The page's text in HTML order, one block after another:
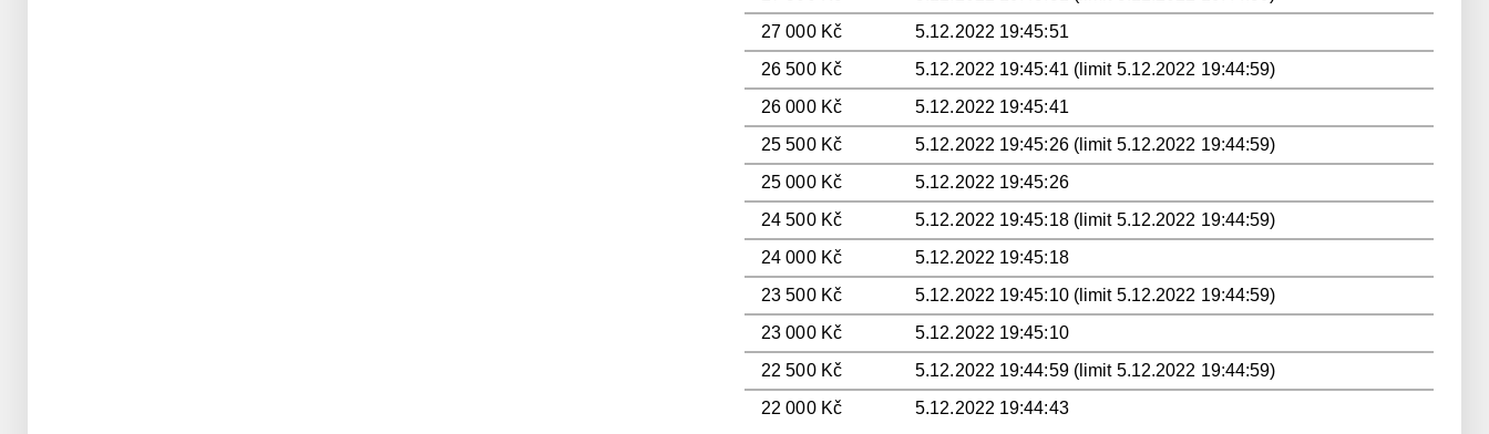
27 000 Kč
5.12.2022 19:45:51
26 500 Kč
5.12.2022 19:45:41 (limit 5.12.2022 19:44:59)
26 000 Kč
5.12.2022 19:45:41
25 500 Kč
5.12.2022 19:45:26 (limit 5.12.2022 19:44:59)
25 000 Kč
5.12.2022 19:45:26
24 500 Kč
5.12.2022 19:45:18 (limit 5.12.2022 19:44:59)
24 000 Kč
5.12.2022 19:45:18
23 500 Kč
5.12.2022 19:45:10 (limit 5.12.2022 19:44:59)
23 000 Kč
5.12.2022 19:45:10
22 500 Kč
5.12.2022 19:44:59 (limit 5.12.2022 19:44:59)
22 000 Kč
5.12.2022 19:44:43